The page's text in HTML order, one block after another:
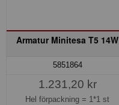
Armatur Minitesa T5 14W
5851864
1.231,20 kr
Hel förpackning = 1*1 st